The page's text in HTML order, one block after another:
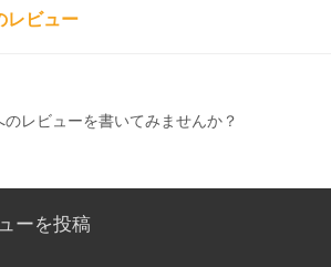
レビュー
のレビューを書いてみませんか？
ーを投稿